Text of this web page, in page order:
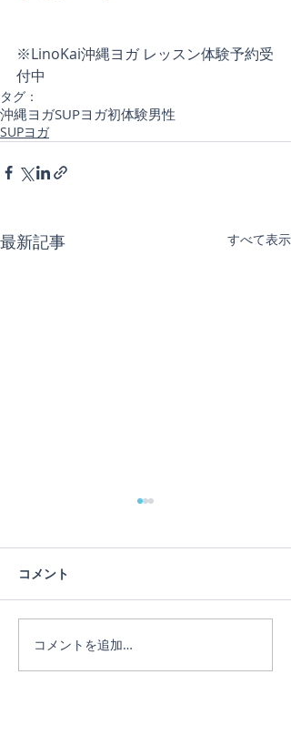
※LinoKai沖縄ヨガ レッスン体験予約受
付中
タグ：
沖縄ヨガSUPヨガ初体験男性
SUPヨガ
最新記事 すべて表示
リピーターのEちゃん♪3日
間たっぷり遊びました。
コメント
コメントを追加…